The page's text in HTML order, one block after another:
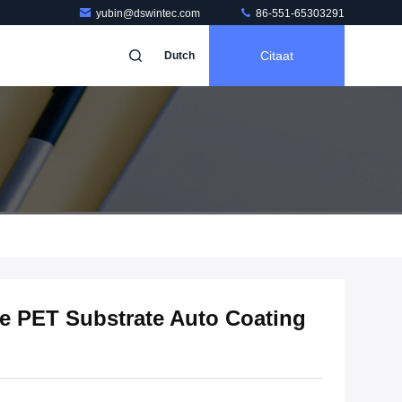
yubin@dswintec.com 86-551-65303291
Dutch Citaat
PET Substrate Auto Coating